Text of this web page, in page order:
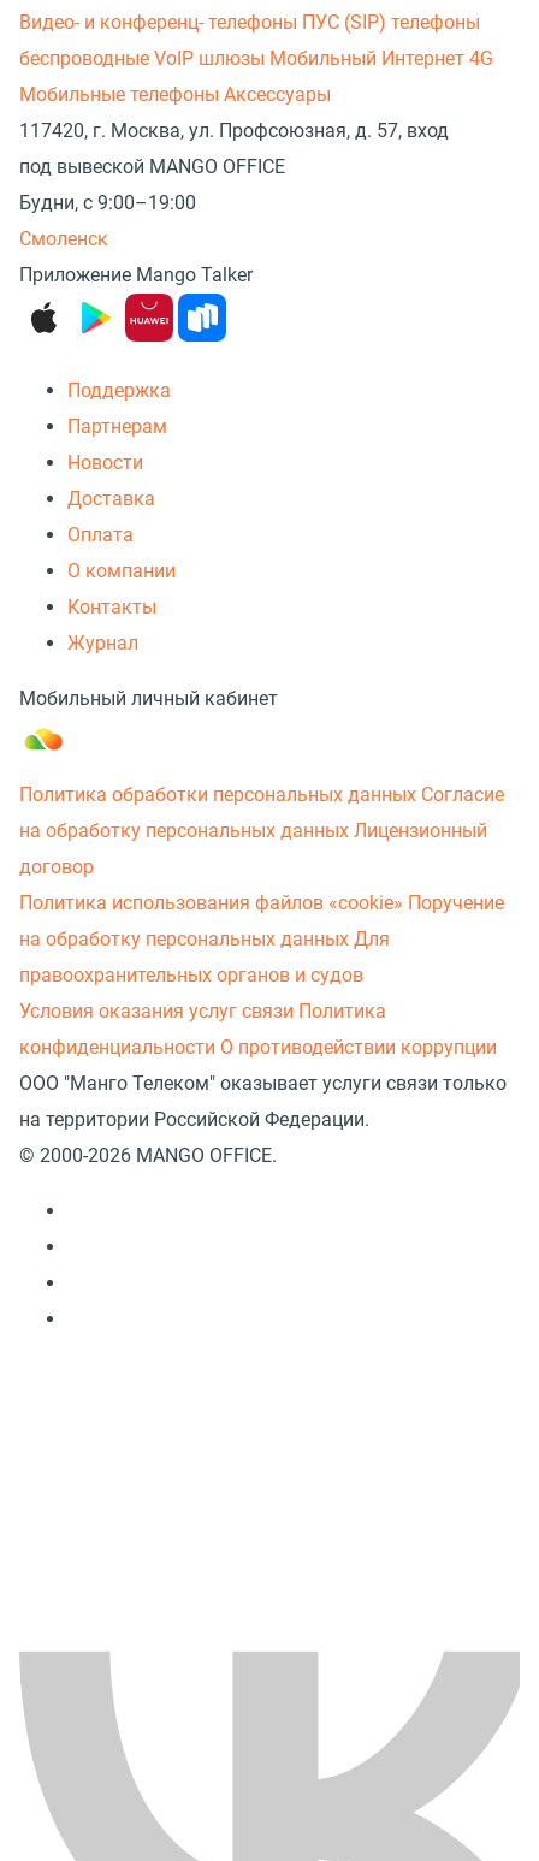
Видео- и конференц- телефоны ПУС (SIP) телефоны
беспроводные VoIP шлюзы Мобильный Интернет 4G
Мобильные телефоны Аксессуары
117420, г. Москва, ул. Профсоюзная, д. 57, вход
под вывеской MANGO OFFICE
Будни, с 9:00–19:00
Смоленск
Приложение Mango Talker
Поддержка
Партнерам
Новости
Доставка
Оплата
О компании
Контакты
Журнал
Мобильный личный кабинет
Политика обработки персональных данных Согласие
на обработку персональных данных Лицензионный
договор
Политика использования файлов «cookie» Поручение
на обработку персональных данных Для
правоохранительных органов и судов
Условия оказания услуг связи Политика
конфиденциальности О противодействии коррупции
ООО "Манго Телеком" оказывает услуги связи только
на территории Российской Федерации.
© 2000-2026 MANGO OFFICE.